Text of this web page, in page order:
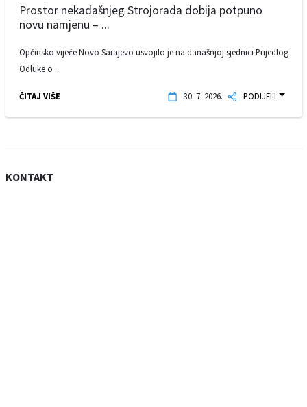
Prostor nekadašnjeg Strojorada dobija potpuno
novu namjenu – ...
Općinsko vijeće Novo Sarajevo usvojilo je na današnjoj sjednici Prijedlog
Odluke o ...
ČITAJ VIŠE 30. 7. 2026. PODIJELI
KONTAKT